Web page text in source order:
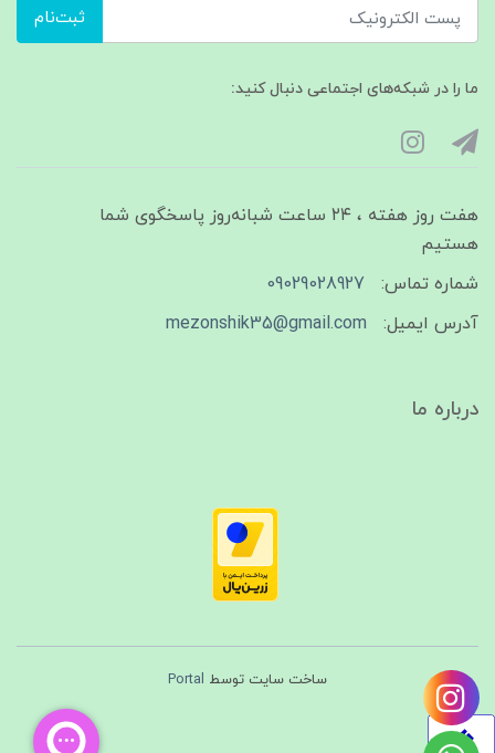
ثبت‌نام
ما را در شبکه‌های اجتماعی دنبال کنید:
هفت روز هفته ، ۲۴ ساعت شبانه‌روز پاسخگوی شما
هستیم
شماره تماس:
09029028927
آدرس ایمیل:
mezonshik35@gmail.com
درباره ما
ساخت سایت توسط Portal